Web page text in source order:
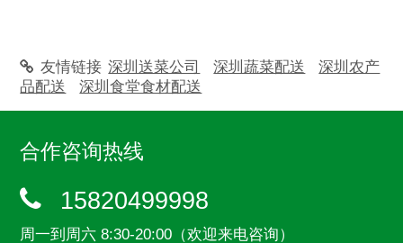
友情链接 深圳送菜公司 深圳蔬菜配送
深圳农产
品配送
深圳食堂食材配送
合作咨询热线
15820499998
周一到周六 8:30-20:00（欢迎来电咨询）